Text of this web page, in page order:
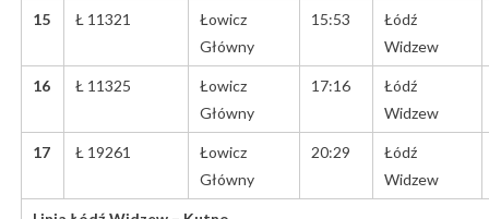
15 Ł 11321
Łowicz
Główny
15:53
Łódź
Widzew
16 Ł 11325
Łowicz
Główny
17:16
Łódź
Widzew
17 Ł 19261
Łowicz
Główny
20:29
Łódź
Widzew